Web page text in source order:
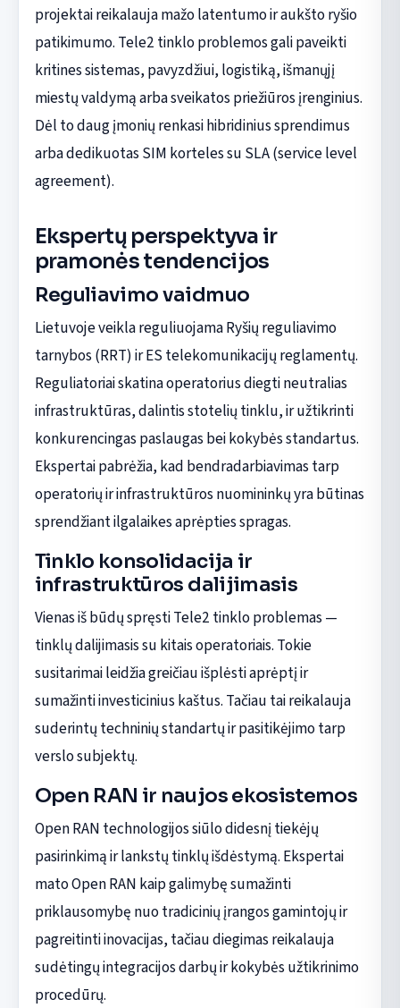
projektai reikalauja mažo latentumo ir aukšto ryšio
patikimumo. Tele2 tinklo problemos gali paveikti
kritines sistemas, pavyzdžiui, logistiką, išmanųjį
miestų valdymą arba sveikatos priežiūros įrenginius.
Dėl to daug įmonių renkasi hibridinius sprendimus
arba dedikuotas SIM korteles su SLA (service level
agreement).
Ekspertų perspektyva ir
pramonės tendencijos
Reguliavimo vaidmuo
Lietuvoje veikla reguliuojama Ryšių reguliavimo
tarnybos (RRT) ir ES telekomunikacijų reglamentų.
Reguliatoriai skatina operatorius diegti neutralias
infrastruktūras, dalintis stotelių tinklu, ir užtikrinti
konkurencingas paslaugas bei kokybės standartus.
Ekspertai pabrėžia, kad bendradarbiavimas tarp
operatorių ir infrastruktūros nuomininkų yra būtinas
sprendžiant ilgalaikes aprėpties spragas.
Tinklo konsolidacija ir
infrastruktūros dalijimasis
Vienas iš būdų spręsti Tele2 tinklo problemas —
tinklų dalijimasis su kitais operatoriais. Tokie
susitarimai leidžia greičiau išplėsti aprėptį ir
sumažinti investicinius kaštus. Tačiau tai reikalauja
suderintų techninių standartų ir pasitikėjimo tarp
verslo subjektų.
Open RAN ir naujos ekosistemos
Open RAN technologijos siūlo didesnį tiekėjų
pasirinkimą ir lankstų tinklų išdėstymą. Ekspertai
mato Open RAN kaip galimybę sumažinti
priklausomybę nuo tradicinių įrangos gamintojų ir
pagreitinti inovacijas, tačiau diegimas reikalauja
sudėtingų integracijos darbų ir kokybės užtikrinimo
procedūrų.